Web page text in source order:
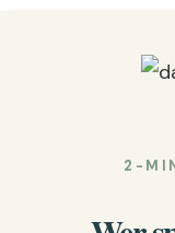
2-